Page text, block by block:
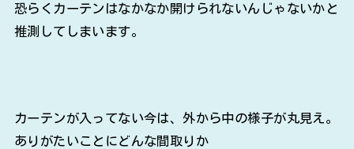
恐らくカーテンはなかなか開けられないんじゃないかと
推測してしまいます。
カーテンが入ってない今は、外から中の様子が丸見え。
ありがたいことにどんな間取りか